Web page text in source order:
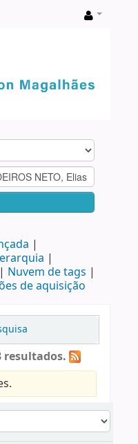
Nuvem de tags
de aquisição
resultados.